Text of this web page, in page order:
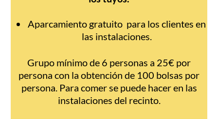
Aparcamiento gratuito para los clientes en
las instalaciones.
Grupo mínimo de 6 personas a 25€ por
persona con la obtención de 100 bolsas por
persona. Para comer se puede hacer en las
instalaciones del recinto.